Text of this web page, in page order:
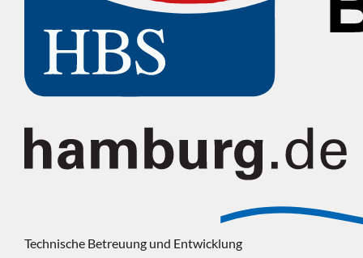
Technische Betreuung und Entwicklung